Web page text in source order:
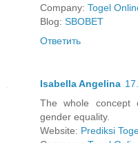
Company: Togel
Blog: SBOBET
Ответить
Isabella Angelina
The whole
gender equality.
Website: Prediksi